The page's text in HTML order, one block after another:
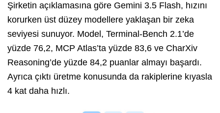
Şirketin açıklamasına göre Gemini 3.5 Flash, hızını
korurken üst düzey modellere yaklaşan bir zeka
seviyesi sunuyor. Model, Terminal-Bench 2.1’de
yüzde 76,2, MCP Atlas’ta yüzde 83,6 ve CharXiv
Reasoning’de yüzde 84,2 puanlar almayı başardı.
Ayrıca çıktı üretme konusunda da rakiplerine kıyasla
4 kat daha hızlı.